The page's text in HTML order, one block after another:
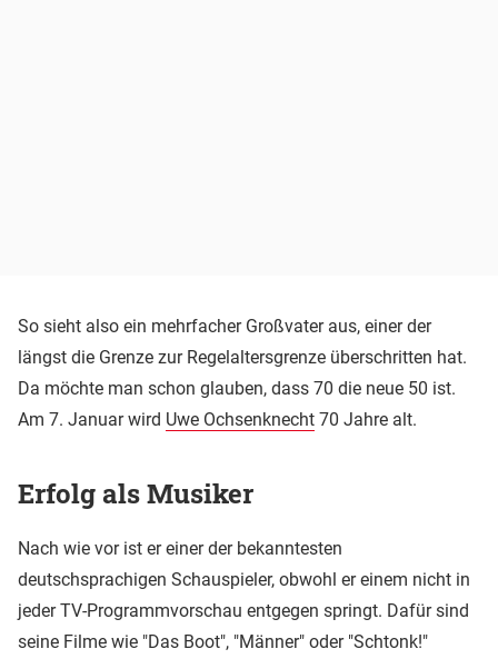
So sieht also ein mehrfacher Großvater aus, einer der
längst die Grenze zur Regelaltersgrenze überschritten hat.
Da möchte man schon glauben, dass 70 die neue 50 ist.
Am 7. Januar wird Uwe Ochsenknecht 70 Jahre alt.
Erfolg als Musiker
Nach wie vor ist er einer der bekanntesten
deutschsprachigen Schauspieler, obwohl er einem nicht in
jeder TV-Programmvorschau entgegen springt. Dafür sind
seine Filme wie "Das Boot", "Männer" oder "Schtonk!"